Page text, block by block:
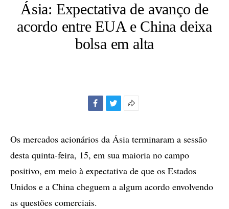
Ásia: Expectativa de avanço de
acordo entre EUA e China deixa
bolsa em alta
compartilhamento
Os mercados acionários da Ásia terminaram a sessão
desta quinta-feira, 15, em sua maioria no campo
positivo, em meio à expectativa de que os Estados
Unidos e a China cheguem a algum acordo envolvendo
as questões comerciais.